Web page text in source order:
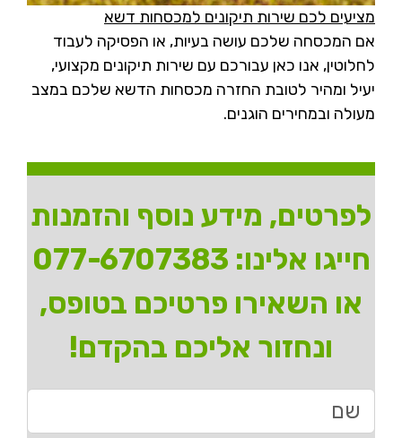
מציעים לכם שירות תיקונים למכסחות דשא
אם המכסחה שלכם עושה בעיות, או הפסיקה לעבוד
לחלוטין, אנו כאן עבורכם עם שירות תיקונים מקצועי,
יעיל ומהיר לטובת החזרה מכסחות הדשא שלכם במצב
מעולה ובמחירים הוגנים.
לפרטים, מידע נוסף והזמנות
חייגו אלינו: 077-6707383
או השאירו פרטיכם בטופס,
ונחזור אליכם בהקדם!